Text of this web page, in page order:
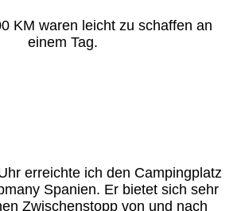
KM waren leicht zu schaffen an
einem Tag.
erreichte ich den Campingplatz
Spanien. Er bietet sich sehr
Zwischenstopp von und nach